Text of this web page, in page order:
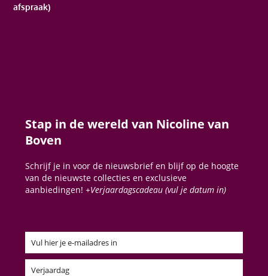
afspraak)
Stap in de wereld van Nicoline van
Boven
Schrijf je in voor de nieuwsbrief en blijf op de hoogte
van de nieuwste collecties en exclusieve
aanbiedingen!+Verjaardagscadeau (vul je datum in)
Email
Vul hier je e-mailadres in
Verjaardag